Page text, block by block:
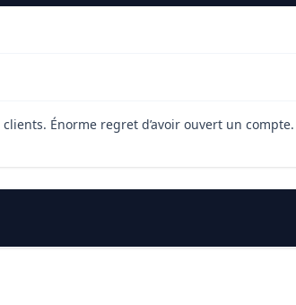
Énorme regret d’avoir ouvert un